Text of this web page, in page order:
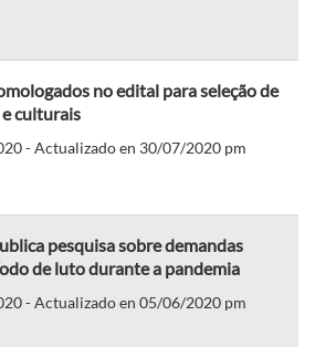
no edital para seleção de
culturais
- Actualizado en 30/07/2020 pm
pesquisa sobre demandas
de luto durante a pandemia
- Actualizado en 05/06/2020 pm